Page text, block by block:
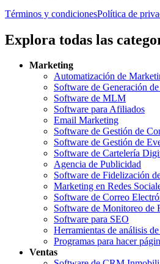
Términos y condicionesPolítica de
Explora todas las
Marketing
Automatización de
Software de Generación
Software de MLM
Software para Afiliados
Email Marketing
Software de Gestión de
Software de Gestión de
Software de Cartelería
Agencia de Publicidad
Software de Fidelización
Marketing en Redes
Software de Correo
Software de Monitoreo de
Software para SEO
Herramientas de análisis
Programas para hacer
Ventas